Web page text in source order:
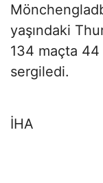
yaşındaki
134 maçta
sergiledi.
İHA